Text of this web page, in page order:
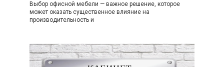
Выбор офисной мебели — важное решение, которое
может оказать существенное влияние на
производительность и